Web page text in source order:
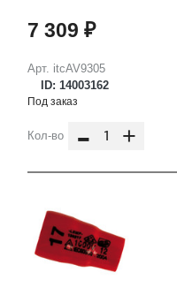
Арт. itcAV9305
ID: 14003162
7 309 ₽
Под заказ
Кол-во - +